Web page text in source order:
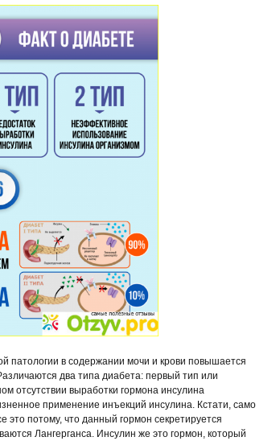
патологии в содержании мочи и крови повышается
два типа диабета: первый тип или
отсутствии выработки гормона инсулина
применение инъекций инсулина. Кстати, само
это потому, что данный гормон секретируется
Лангерганса. Инсулин же это гормон, который